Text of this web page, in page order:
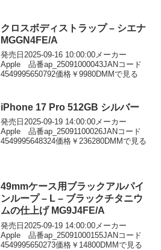
クロスボディストラップ – シエナ
MGGN4FE/A
発売日2025-09-16 10:00:00メーカー
Apple 品番ap_25091000043JANコード
4549995650792価格￥9980DMMで見る
iPhone 17 Pro 512GB シルバー
発売日2025-09-19 14:00:00メーカー
Apple 品番ap_25091100026JANコード
4549995648324価格￥236280DMMで見る
49mmケース用ブラックアルパイ
ンループ – L – ブラックチタニウ
ムの仕上げ MG9J4FE/A
発売日2025-09-19 14:00:00メーカー
Apple 品番ap_25091000155JANコード
4549995650273価格￥14800DMMで見る